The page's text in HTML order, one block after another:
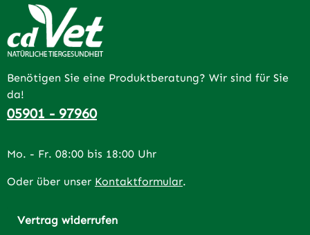
Benötigen Sie eine Produktberatung? Wir sind für Sie
da!
05901 - 97960
Mo. - Fr. 08:00 bis 18:00 Uhr
Oder über unser Kontaktformular.
Vertrag widerrufen